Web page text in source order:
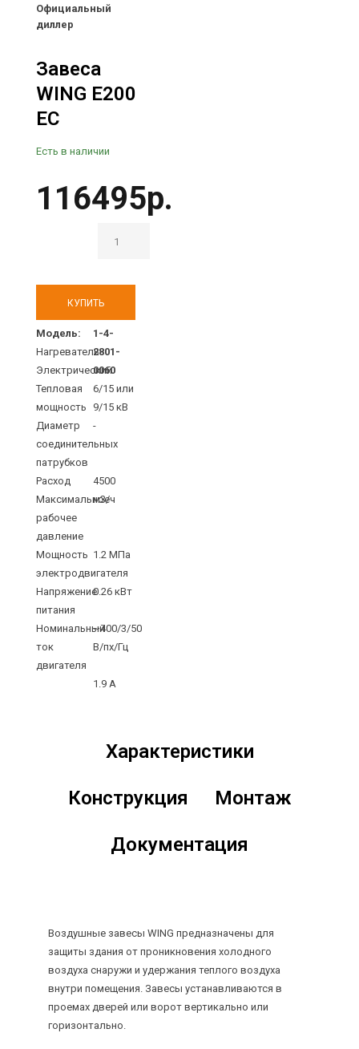
Официальный
диллер
Завеса
WING E200
EC
Есть в наличии
116495р.
Модель:
1-4-
2801-
0060
Нагреватель
Электрический
Тепловая
мощность
6/15 или
9/15 кВ
Диаметр
соединительных
патрубков
-
Расход
4500
м3/ч
Максимальное
рабочее
давление
1.2 МПа
Мощность
электродвигателя
0.26 кВт
Напряжение
питания
~400/3/50
В/пх/Гц
Номинальный
ток
двигателя
1.9 А
Характеристики
Конструкция Монтаж
Документация
Воздушные завесы WING предназначены для
защиты здания от проникновения холодного
воздуха снаружи и удержания теплого воздуха
внутри помещения. Завесы устанавливаются в
проемах дверей или ворот вертикально или
горизонтально.